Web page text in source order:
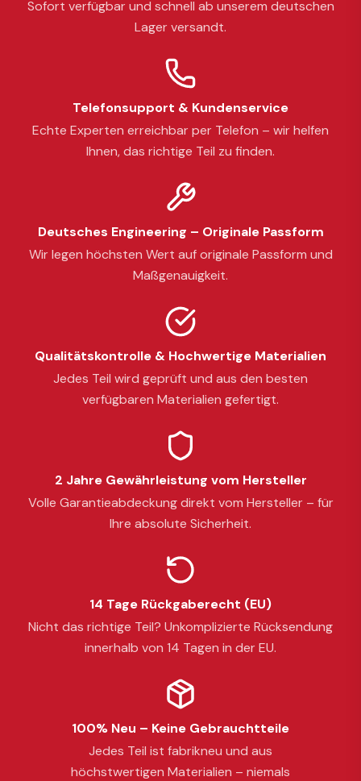
Sofort verfügbar und schnell ab unserem deutschen
Lager versandt.
Telefonsupport & Kundenservice
Echte Experten erreichbar per Telefon – wir helfen
Ihnen, das richtige Teil zu finden.
Deutsches Engineering – Originale Passform
Wir legen höchsten Wert auf originale Passform und
Maßgenauigkeit.
Qualitätskontrolle & Hochwertige Materialien
Jedes Teil wird geprüft und aus den besten
verfügbaren Materialien gefertigt.
2 Jahre Gewährleistung vom Hersteller
Volle Garantieabdeckung direkt vom Hersteller – für
Ihre absolute Sicherheit.
14 Tage Rückgaberecht (EU)
Nicht das richtige Teil? Unkomplizierte Rücksendung
innerhalb von 14 Tagen in der EU.
100% Neu – Keine Gebrauchtteile
Jedes Teil ist fabrikneu und aus
höchstwertigen Materialien – niemals